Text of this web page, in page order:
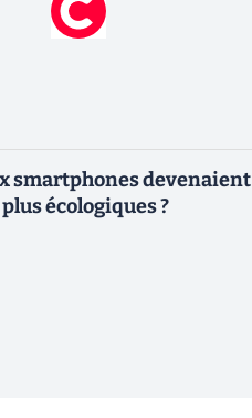
smartphones devenaient
écologiques ?